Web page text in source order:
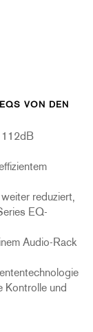
VON DEN
112dB
reduziert,
EQ-
Audio-Rack
Kontrolle und